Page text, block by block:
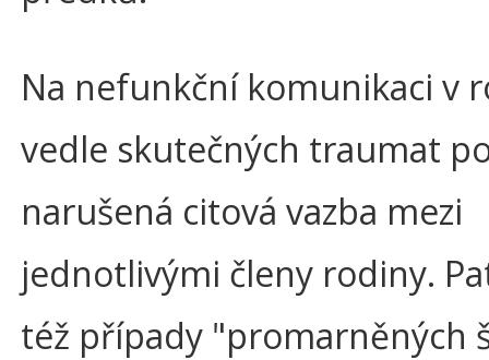
Na nefunkční komunikaci v
vedle skutečných traumat
narušená citová vazba mezi
jednotlivými členy rodiny.
též případy "promarněných